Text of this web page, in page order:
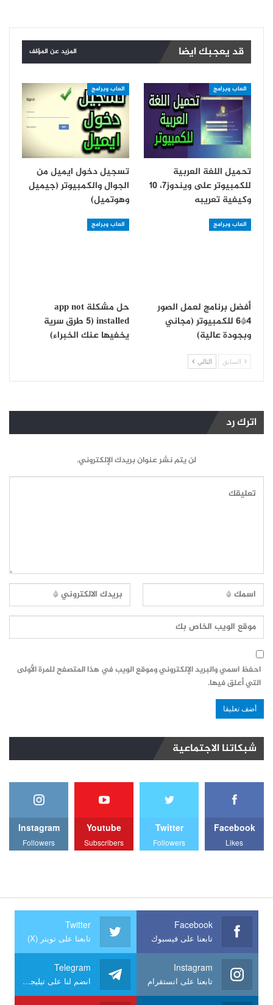
قد يعجبك ايضا المزيد عن المؤلف
العاب وبرامج
تحميل اللغة العربية
للكمبيوتر على ويندوز7، 10
وكيفية تعريبه
العاب وبرامج
تسجيل دخول ايميل من
الجوال والكمبيوتر (جيميل
وهوتميل)
العاب وبرامج
أفضل برنامج لعمل الصور
4*6 للكمبيوتر (مجاني
وبجودة عالية)
العاب وبرامج
حل مشكلة app not
installed (5 طرق سرية
يخفيها عنك الخبراء)
السابق التالي
اترك رد
لن يتم نشر عنوان بريدك الإلكتروني.
احفظ اسمي والبريد الإلكتروني وموقع الويب في هذا المتصفح للمرة الأولى
التي أعلق فيها.
شبكاتنا الاجتماعية
Facebook
Likes
Twitter
Followers
Youtube
Subscribers
Instagram
Followers
Facebook
تابعنا على فيسبوك
Twitter
تابعنا على تويتر (X)
Instagram
تابعنا على انستقرام
Telegram
انضم لنا على تيليجرام